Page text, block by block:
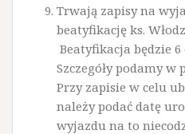
Trwają zapisy na
beatyfikację ks.
Beatyfikacja będzie
Szczegóły podamy
Przy zapisie w celu
należy podać datę
wyjazdu na to